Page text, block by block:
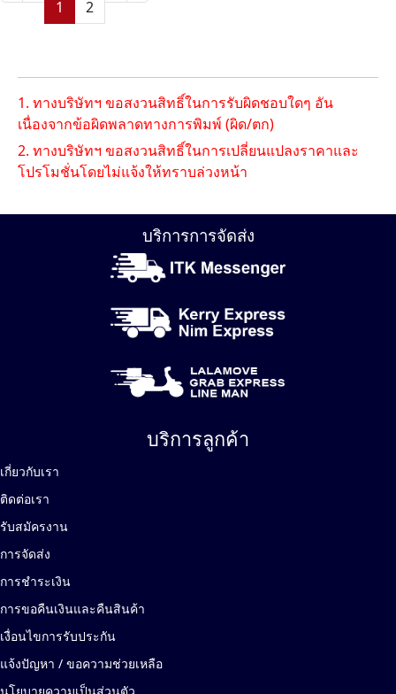
1
2
1. ทางบริษัทฯ ขอสงวนสิทธิ์ในการรับผิดชอบใดๆ อัน
เนื่องจากข้อผิดพลาดทางการพิมพ์ (ผิด/ตก)
2. ทางบริษัทฯ ขอสงวนสิทธิ์ในการเปลี่ยนแปลงราคาและ
โปรโมชั่นโดยไม่แจ้งให้ทราบล่วงหน้า
บริการการจัดส่ง
บริการลูกค้า
เกี่ยวกับเรา
ติดต่อเรา
รับสมัครงาน
การจัดส่ง
การชำระเงิน
การขอคืนเงินและคืนสินค้า
เงื่อนไขการรับประกัน
แจ้งปัญหา / ขอความช่วยเหลือ